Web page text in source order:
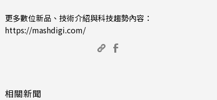
更多數位新品、技術介紹與科技趨勢內容：
https://mashdigi.com/
相關新聞